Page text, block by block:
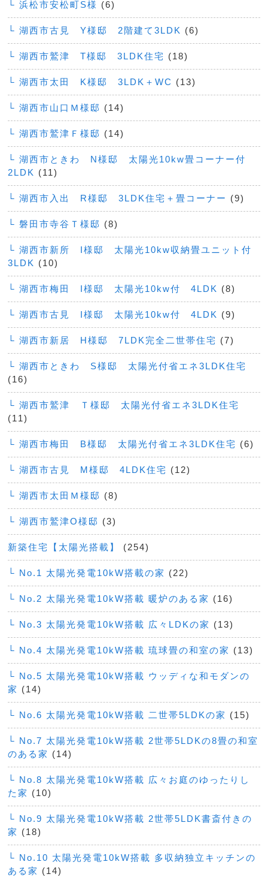
└ 浜松市安松町S様 (6)
└ 湖西市古見 Y様邸 2階建て3LDK (6)
└ 湖西市鷲津 T様邸 3LDK住宅 (18)
└ 湖西市太田 K様邸 3LDK＋WC (13)
└ 湖西市山口Ｍ様邸 (14)
└ 湖西市鷲津Ｆ様邸 (14)
└ 湖西市ときわ N様邸 太陽光10kw畳コーナー付
2LDK (11)
└ 湖西市入出 R様邸 3LDK住宅＋畳コーナー (9)
└ 磐田市寺谷Ｔ様邸 (8)
└ 湖西市新所 I様邸 太陽光10kw収納畳ユニット付
3LDK (10)
└ 湖西市梅田 I様邸 太陽光10kw付 4LDK (8)
└ 湖西市古見 I様邸 太陽光10kw付 4LDK (9)
└ 湖西市新居 H様邸 7LDK完全二世帯住宅 (7)
└ 湖西市ときわ S様邸 太陽光付省エネ3LDK住宅
(16)
└ 湖西市鷲津 Ｔ様邸 太陽光付省エネ3LDK住宅
(11)
└ 湖西市梅田 B様邸 太陽光付省エネ3LDK住宅 (6)
└ 湖西市古見 M様邸 4LDK住宅 (12)
└ 湖西市太田Ｍ様邸 (8)
└ 湖西市鷲津O様邸 (3)
新築住宅【太陽光搭載】 (254)
└ No.1 太陽光発電10kW搭載の家 (22)
└ No.2 太陽光発電10kW搭載 暖炉のある家 (16)
└ No.3 太陽光発電10kW搭載 広々LDKの家 (13)
└ No.4 太陽光発電10kW搭載 琉球畳の和室の家 (13)
└ No.5 太陽光発電10kW搭載 ウッディな和モダンの
家 (14)
└ No.6 太陽光発電10kW搭載 二世帯5LDKの家 (15)
└ No.7 太陽光発電10kW搭載 2世帯5LDKの8畳の和室
のある家 (14)
└ No.8 太陽光発電10kW搭載 広々お庭のゆったりし
た家 (10)
└ No.9 太陽光発電10kW搭載 2世帯5LDK書斎付きの
家 (18)
└ No.10 太陽光発電10kW搭載 多収納独立キッチンの
ある家 (14)